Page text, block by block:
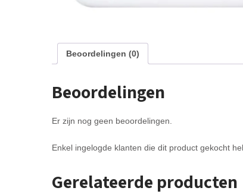
Beoordelingen (0)
Beoordelingen
Er zijn nog geen beoordelingen.
Enkel ingelogde klanten die dit product gekocht
Gerelateerde producten